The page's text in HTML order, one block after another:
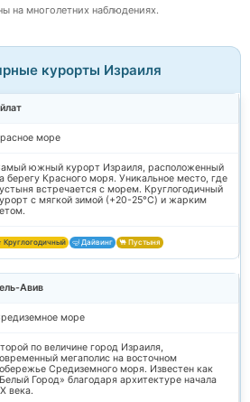
на многолетних наблюдениях.
курорты Израиля
море
южный курорт Израиля, расположенный
берегу Красного моря. Уникальное место, где
встречается с морем. Круглогодичный
с мягкой зимой (+20-25°C) и жарким
Круглогодичный 🤿 Дайвинг 🐫 Пустыня
Авив
море
по величине город Израиля,
мегаполис на восточном
Средиземного моря. Известен как
Город» благодаря архитектуре начала
века.